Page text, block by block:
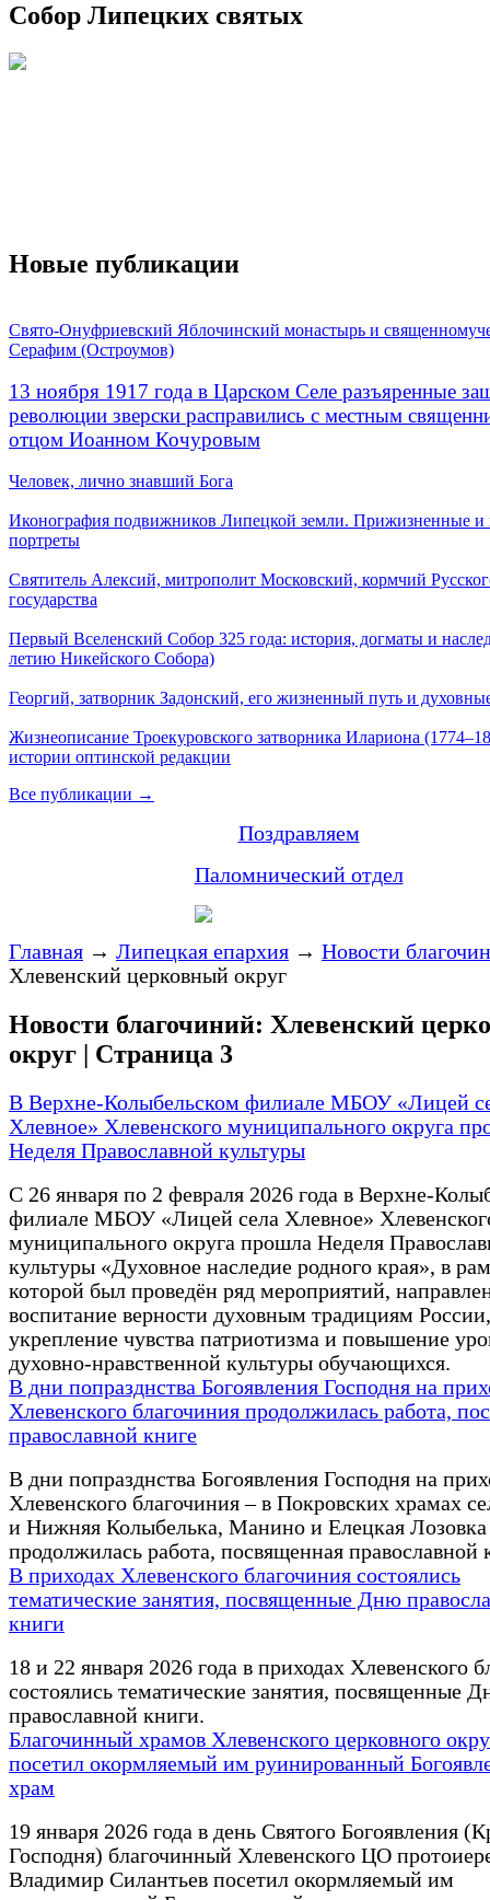
Собор Липецких святых
Новые публикации
Свято-Онуфриевский Яблочинский монастырь и
Серафим (Остроумов)
13 ноября 1917 года в Царском Селе разъяренные
революции зверски расправились с местным
отцом Иоанном Кочуровым
Человек, лично знавший Бога
Иконография подвижников Липецкой земли. Прижизненные и
портреты
Святитель Алексий, митрополит Московский, кормчий
государства
Первый Вселенский Собор 325 года: история, догматы и
летию Никейского Собора)
Георгий, затворник Задонский, его жизненный путь и
Жизнеописание Троекуровского затворника Илариона
истории оптинской редакции
Все публикации →
Поздравляем
Паломнический отдел
Главная → Липецкая епархия → Новости
Хлевенский церковный округ
Новости благочиний: Хлевенский
округ | Страница 3
В Верхне-Колыбельском филиале МБОУ «Лицей
Хлевное» Хлевенского муниципального округа
Неделя Православной культуры
С 26 января по 2 февраля 2026 года в Верхне-
филиале МБОУ «Лицей села Хлевное»
муниципального округа прошла Неделя
культуры «Духовное наследие родного края», в
которой был проведён ряд мероприятий,
воспитание верности духовным традициям России,
укрепление чувства патриотизма и повышение
духовно-нравственной культуры обучающихся.
В дни попразднства Богоявления Господня на
Хлевенского благочиния продолжилась работа,
православной книге
В дни попразднства Богоявления Господня на
Хлевенского благочиния – в Покровских храмах
и Нижняя Колыбелька, Манино и Елецкая Лозовка
продолжилась работа, посвященная православной
В приходах Хлевенского благочиния состоялись
тематические занятия, посвященные Дню
книги
18 и 22 января 2026 года в приходах Хлевенского
состоялись тематические занятия, посвященные
православной книги.
Благочинный храмов Хлевенского церковного
посетил окормляемый им руинированный
храм
19 января 2026 года в день Святого Богоявления
Господня) благочинный Хлевенского ЦО
Владимир Силантьев посетил окормляемый им